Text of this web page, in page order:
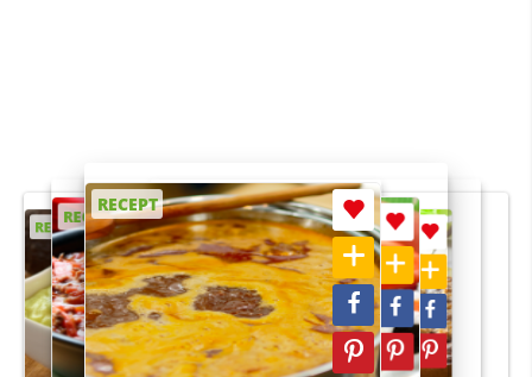
RECEPT
RECEPT
RECEPT
RECEPT
RECEPT